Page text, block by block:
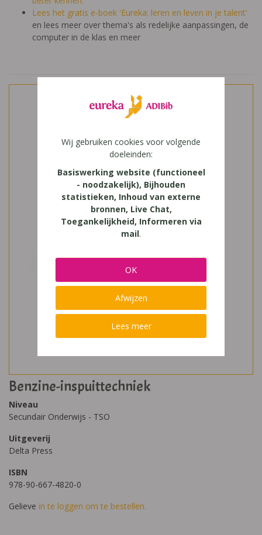
Lees het gratis e-boek 'Eureka: leren en leven in je talent'
en lees meer over thema's als redelijke aanpassingen, de
computer in de klas en meer
Benzine-inspuittechniek
Niveau
Secundair Onderwijs - TSO
Uitgeverij
Delta Press
ISBN
978-90-667-4820-0
Gelieve in te loggen om te bestellen.
Wij gebruiken cookies voor volgende
doeleinden:
Basiswerking website (functioneel
- noodzakelijk), Bijhouden
statistieken, Inhoud van externe
bronnen, Live Chat,
Toegankelijkheid, Informeren via
mail.
OK
Afwijzen
Lees meer